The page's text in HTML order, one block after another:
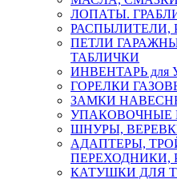
ЛОПАТЫ.
РАСПЫЛИТЕЛИ,
ПЕТЛИ
ТАБЛИЧКИ
ИНВЕНТАРЬ для
ГОРЕЛКИ
ЗАМКИ
УПАКОВОЧНЫЕ
ШНУРЫ,
АДАПТЕРЫ,
ПЕРЕХОДНИКИ,
КАТУШКИ ДЛЯ